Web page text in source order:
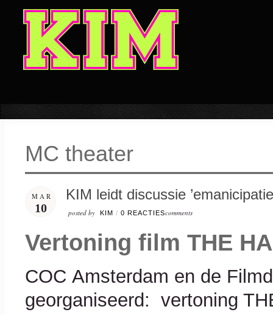
MC theater
MAR
10
KIM leidt discussie
posted by KIM / 0 REACTIEScomments
Vertoning film THE
COC Amsterdam en de
georganiseerd: vertoning